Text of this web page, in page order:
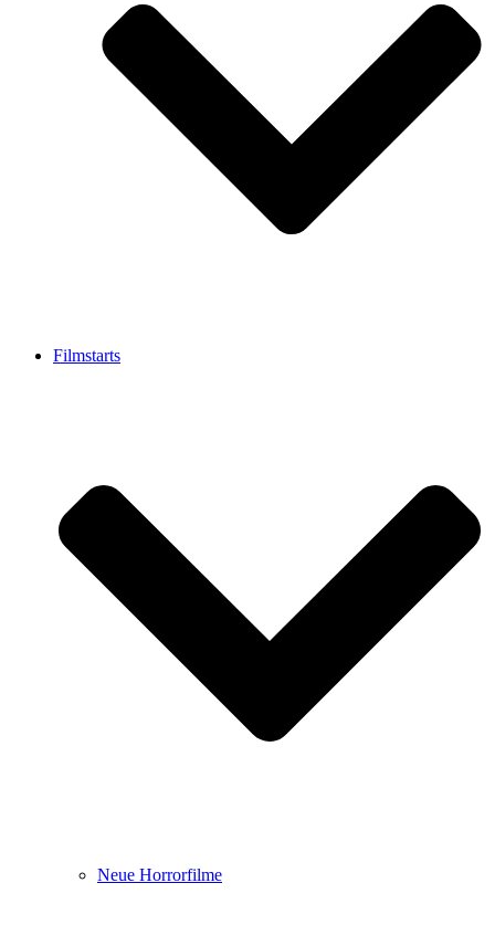
Filmstarts
Neue Horrorfilme